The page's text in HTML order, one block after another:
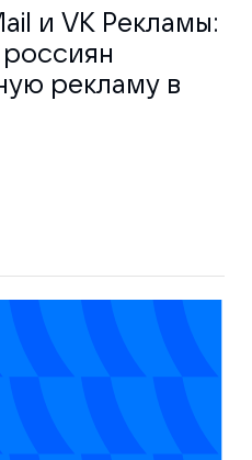
и VK Рекламы:
рекламу в